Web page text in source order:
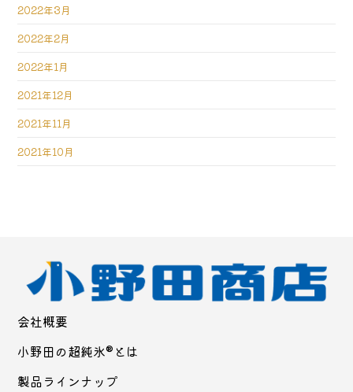
2022年3月
2022年2月
2022年1月
2021年12月
2021年11月
2021年10月
会社概要
小野田の超純氷®とは
製品ラインナップ